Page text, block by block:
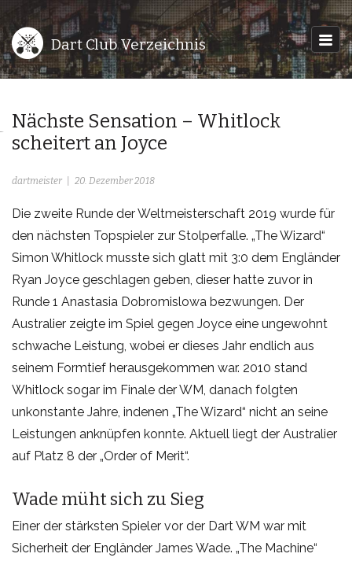
Dart Club Verzeichnis
Nächste Sensation – Whitlock
scheitert an Joyce
dartmeister 20. Dezember 2018
Die zweite Runde der Weltmeisterschaft 2019 wurde für
den nächsten Topspieler zur Stolperfalle. „The Wizard“
Simon Whitlock musste sich glatt mit 3:0 dem Engländer
Ryan Joyce geschlagen geben, dieser hatte zuvor in
Runde 1 Anastasia Dobromislowa bezwungen. Der
Australier zeigte im Spiel gegen Joyce eine ungewohnt
schwache Leistung, wobei er dieses Jahr endlich aus
seinem Formtief herausgekommen war. 2010 stand
Whitlock sogar im Finale der WM, danach folgten
unkonstante Jahre, indenen „The Wizard“ nicht an seine
Leistungen anknüpfen konnte. Aktuell liegt der Australier
auf Platz 8 der „Order of Merit“.
Wade müht sich zu Sieg
Einer der stärksten Spieler vor der Dart WM war mit
Sicherheit der Engländer James Wade. „The Machine“